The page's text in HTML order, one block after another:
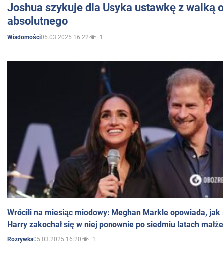
Joshua szykuje dla Usyka ustawkę z walką
absolutnego
Wiadomości05.03.2025 16:22 1
Wrócili na miesiąc miodowy: Meghan Markle opowiada, jak
Harry zakochał się w niej ponownie po siedmiu latach
Rozrywka05.03.2025 16:20 1